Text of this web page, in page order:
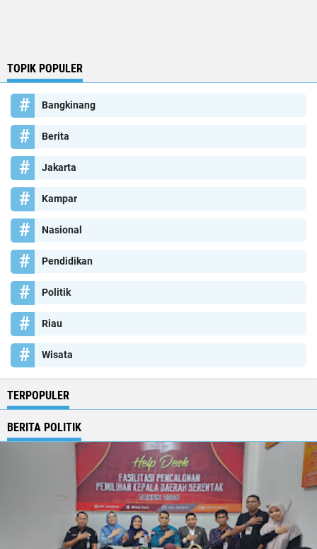
TOPIK POPULER
Bangkinang
Berita
Jakarta
Kampar
Nasional
Pendidikan
Politik
Riau
Wisata
TERPOPULER
BERITA POLITIK